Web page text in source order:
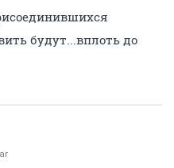
будут...вплоть до